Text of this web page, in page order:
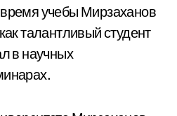
учебы Мирзаханов
талантливый студент
в научных